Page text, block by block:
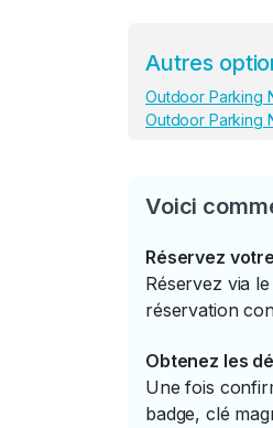
Autres
Outdoor Parking
Outdoor Parking
Voici
Réservez
Réservez via
réservation
Obtenez les
Une fois
badge, clé